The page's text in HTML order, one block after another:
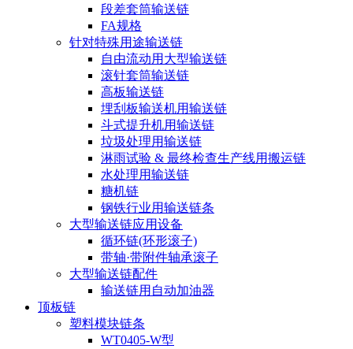
段差套筒输送链
FA规格
针对特殊用途输送链
自由流动用大型输送链
滚针套筒输送链
高板输送链
埋刮板输送机用输送链
斗式提升机用输送链
垃圾处理用输送链
淋雨试验 & 最终检查生产线用搬运链
水处理用输送链
糖机链
钢铁行业用输送链条
大型输送链应用设备
循环链(环形滚子)
带轴·带附件轴承滚子
大型输送链配件
输送链用自动加油器
顶板链
塑料模块链条
WT0405-W型